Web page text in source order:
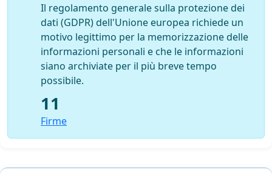
Il regolamento generale sulla protezione dei
dati (GDPR) dell'Unione europea richiede un
motivo legittimo per la memorizzazione delle
informazioni personali e che le informazioni
siano archiviate per il più breve tempo
possibile.
11
Firme